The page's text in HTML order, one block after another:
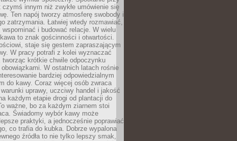
czymś innym niż zwykłe umówienie się
Ten napój tworzy atmosferę swobody i
zatrzymania. Łatwiej wtedy rozmawiać,
wspominać i budować relacje. W wielu
to znak gościnności i otwartości.
staje się gestem zapraszającym
W pracy potrafi z kolei wyznaczać
tworząc krótkie chwile odpoczynku
obowiązkami. W ostatnich latach rośnie
bardziej odpowiedzialnym
do kawy. Coraz więcej osób zwraca
warunki uprawy, uczciwy handel i jakość
każdym etapie drogi od plantacji do
ważne, bo za każdym ziarnem stoi
Świadomy wybór kawy może
praktyki, a jednocześnie poprawiać
co trafia do kubka. Dobrze wypalona
źródła to nie tylko lepszy smak,